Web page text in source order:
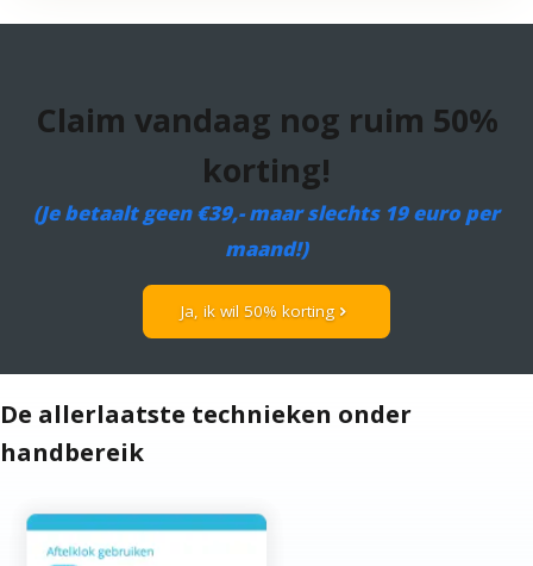
Claim vandaag nog ruim 50%
korting!
(Je betaalt geen €39,- maar slechts 19 euro per
maand!)
Ja, ik wil 50% korting chevron_right
De allerlaatste technieken onder
handbereik